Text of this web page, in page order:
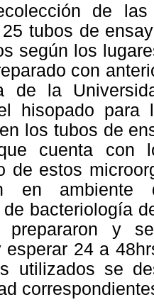
de
tubos de
según los
con
de la
hisopado
los tubos de
cuenta con
de estos
en ambiente
de bacteriología
prepararon y
esperar 24 a
utilizados se